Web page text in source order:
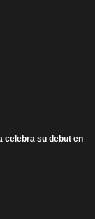
celebra su debut en